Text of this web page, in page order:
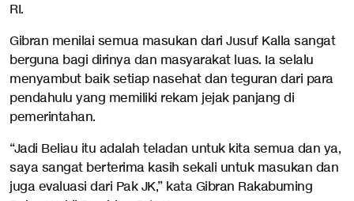
RI.
Gibran menilai semua masukan dari Jusuf Kalla sangat
berguna bagi dirinya dan masyarakat luas. Ia selalu
menyambut baik setiap nasehat dan teguran dari para
pendahulu yang memiliki rekam jejak panjang di
pemerintahan.
“Jadi Beliau itu adalah teladan untuk kita semua dan ya,
saya sangat berterima kasih sekali untuk masukan dan
juga evaluasi dari Pak JK,” kata Gibran Rakabuming